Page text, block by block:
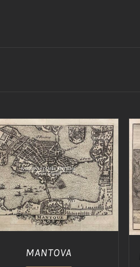
AGGIUNGI AL CARRELLO
/
DETTAGLI
MANTOVA